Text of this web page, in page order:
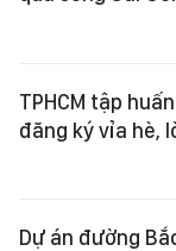
TPHCM tập
đăng ký vỉa hè,
Dự án đường